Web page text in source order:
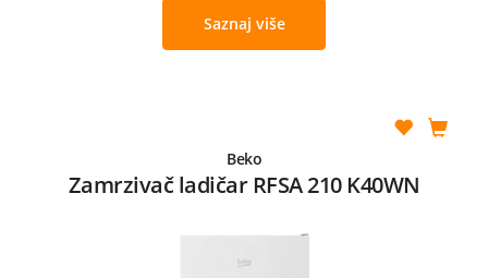
Saznaj više
Beko
Zamrzivač ladičar RFSA 210 K40WN